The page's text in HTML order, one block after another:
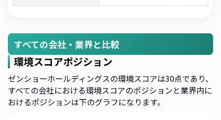
すべての会社・業界と比較
環境スコアポジション
ゼンショーホールディングスの環境スコアは30点であり、
すべての会社における環境スコアのポジションと業界内に
おけるポジションは下のグラフになります。